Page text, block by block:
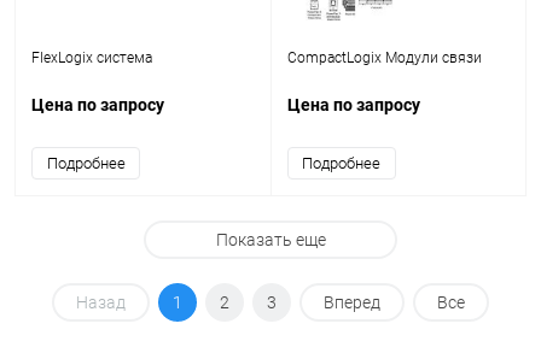
FlexLogix система
Цена по запросу
Подробнее
CompactLogix Модули связи
Цена по запросу
Подробнее
Показать еще
Назад 1 2 3 Вперед Все